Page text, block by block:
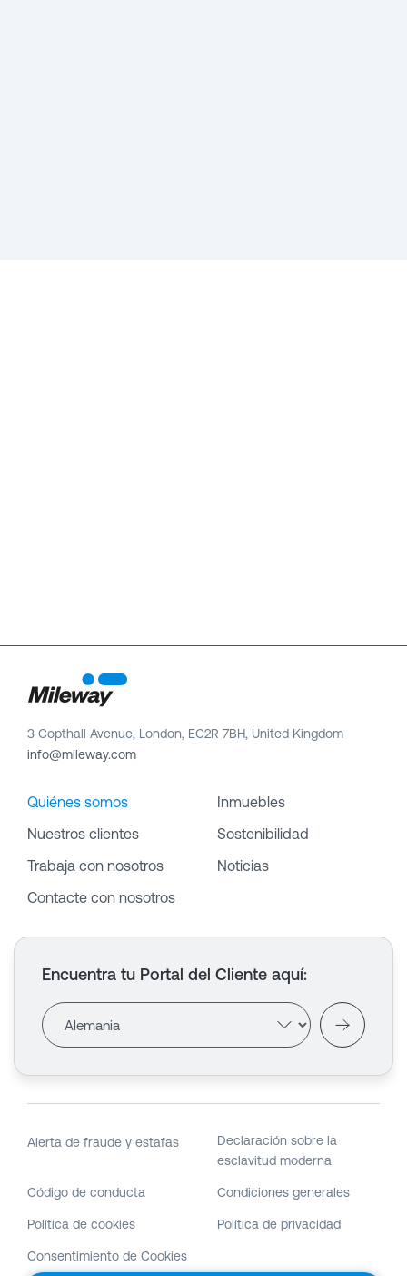
3 Copthall Avenue, London, EC2R 7BH, United Kingdom
info@mileway.com
Quiénes somos
Inmuebles
Nuestros clientes
Sostenibilidad
Trabaja con nosotros
Noticias
Contacte con nosotros
Encuentra tu Portal del Cliente aquí:
Alerta de fraude y estafas
Declaración sobre la
esclavitud moderna
Código de conducta Condiciones generales
Política de cookies Política de privacidad
Consentimiento de Cookies